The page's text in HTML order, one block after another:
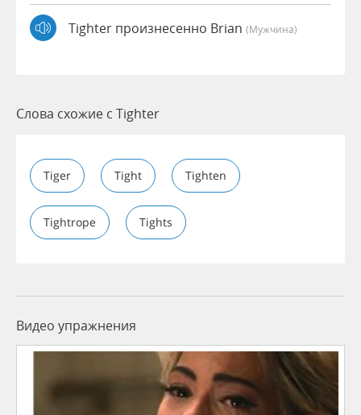
Tighter произнесенно Brian (мужчина)
Слова схожие с Tighter
Tiger Tight Tighten
Tightrope Tights
Видео упражнения